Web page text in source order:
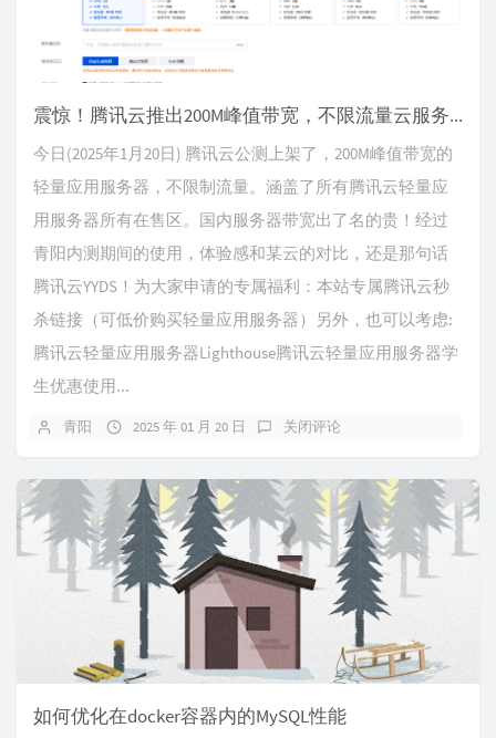
震惊！腾讯云推出200M峰值带宽，不限流量云服务器
今日(2025年1月20日) 腾讯云公测上架了，200M峰值带宽的
轻量应用服务器，不限制流量。涵盖了所有腾讯云轻量应
用服务器所有在售区。国内服务器带宽出了名的贵！经过
青阳内测期间的使用，体验感和某云的对比，还是那句话
腾讯云YYDS！为大家申请的专属福利：本站专属腾讯云秒
杀链接（可低价购买轻量应用服务器）另外，也可以考虑:
腾讯云轻量应用服务器Lighthouse腾讯云轻量应用服务器学
生优惠使用...
青阳 2025 年 01 月 20 日 关闭评论
如何优化在docker容器内的MySQL性能